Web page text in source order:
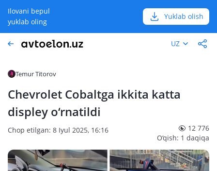
Ilovani bepul
yuklab oling
Yuklab olish
UZ
Temur Titorov
Chevrolet Cobaltga ikkita katta
displey o‘rnatildi
Chop etilgan: 8 Iyul 2025, 16:16
12 776
O‘qish: 1 daqiqa